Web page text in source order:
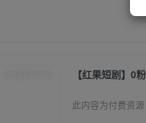
【红果短剧】0
此内容为付费资